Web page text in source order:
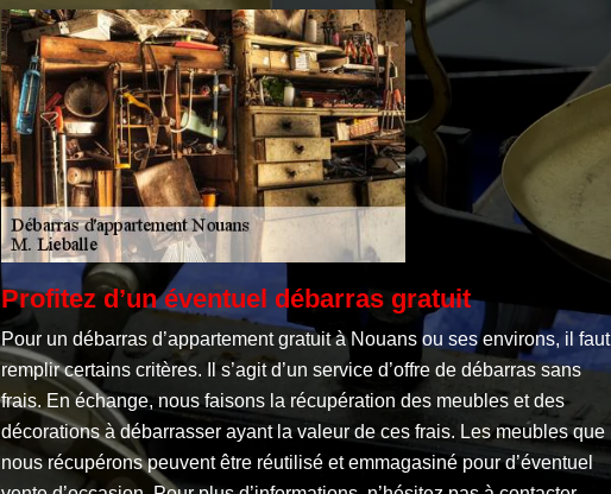
Profitez d’un éventuel débarras gratuit
Pour un débarras d’appartement gratuit à Nouans ou ses environs, il faut
remplir certains critères. Il s’agit d’un service d’offre de débarras sans
frais. En échange, nous faisons la récupération des meubles et des
décorations à débarrasser ayant la valeur de ces frais. Les meubles que
nous récupérons peuvent être réutilisé et emmagasiné pour d’éventuel